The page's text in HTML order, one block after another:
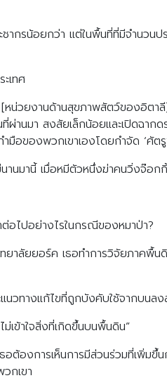
ากรน้อยกว่า แต่ในพื้นที่ที่มีจำนวน
เทศ
น่วยงานด้านสุขภาพสัตว์ของอิตา
านมา สงสัยเล็กน้อยและเปิดฉา
มือของพวกเขาเองโดยกำจัด ‘ศัตรู
นมานี้ เมื่อหมีตัวหนึ่งฆ่าคนวิ่งจ๊อ
ต่อไปอย่างไรในกรณีของหมาป่า?
ลัยยอร์ค เธอทำการวิจัยภาคพื้น
วทางแก้ไขที่ถูกบังคับใช้จากบนลง
เข้าใจสิ่งที่เกิดขึ้นบนพื้นดิน”
องการเห็นการมีส่วนร่วมที่เพิ่มขึ้
กเขา